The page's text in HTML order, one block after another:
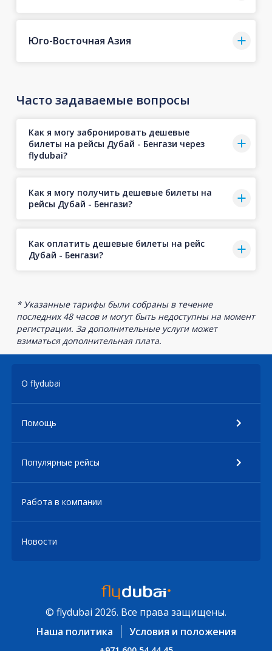
Юго-Восточная Азия
Часто задаваемые вопросы
Как я могу забронировать дешевые
билеты на рейсы Дубай - Бенгази через
flydubai?
Как я могу получить дешевые билеты на
рейсы Дубай - Бенгази?
Как оплатить дешевые билеты на рейс
Дубай - Бенгази?
* Указанные тарифы были собраны в течение
последних 48 часов и могут быть недоступны на момент
регистрации. За дополнительные услуги может
взиматься дополнительная плата.
О flydubai
Помощь
Популярные рейсы
Работа в компании
Новости
© flydubai 2026. Все права защищены.
Наша политика
Условия и положения